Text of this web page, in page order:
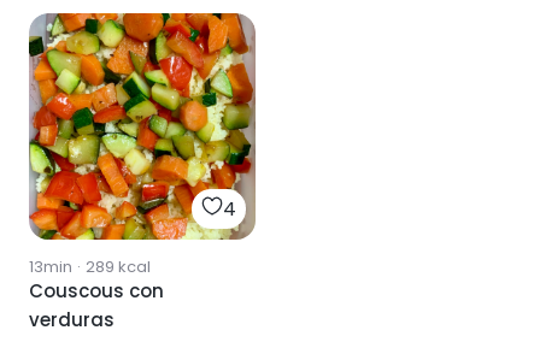
4
13min · 289 kcal
Couscous con
verduras